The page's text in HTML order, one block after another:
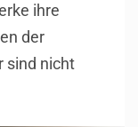
ihre
der
sind nicht